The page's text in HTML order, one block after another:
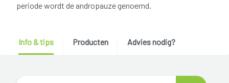
periode wordt de andropauze genoemd.
Info & tips Producten Advies nodig?